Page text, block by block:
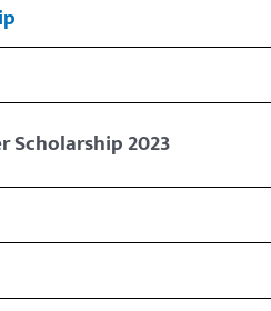
Scholarship 2023